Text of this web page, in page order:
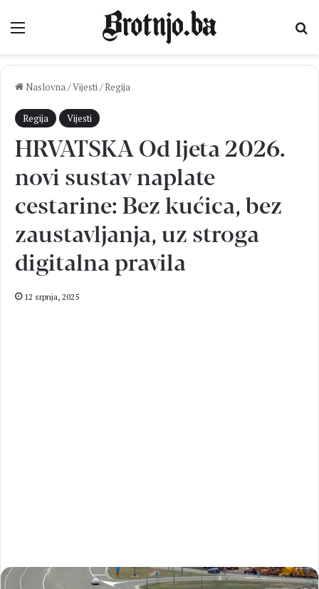
Izbornik
Naslovna/Vijesti/ Regija
Regija Vijesti
HRVATSKA Od ljeta 2026.
novi sustav naplate
cestarine: Bez kućica, bez
zaustavljanja, uz stroga
digitalna pravila
12 srpnja, 2025